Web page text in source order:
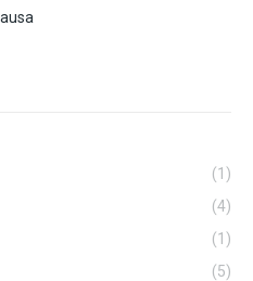
(1)
(4)
(1)
(5)